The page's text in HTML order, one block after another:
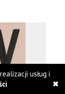
usług i